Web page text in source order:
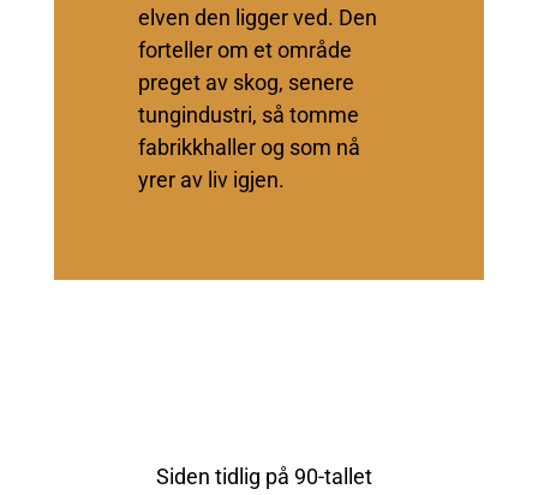
elven den ligger ved. Den
forteller om et område
preget av skog, senere
tungindustri, så tomme
fabrikkhaller og som nå
yrer av liv igjen.
Siden tidlig på 90-tallet